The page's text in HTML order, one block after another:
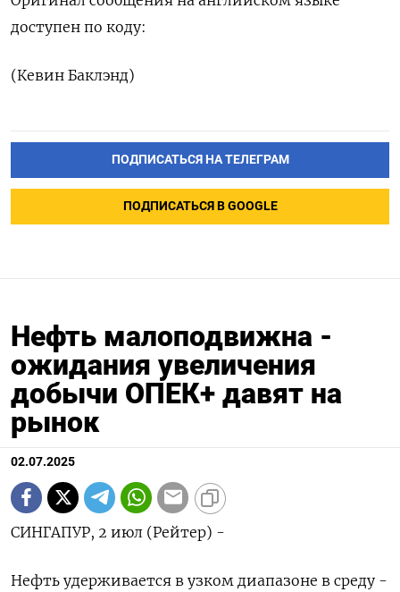
доступен по коду:
(Кевин Баклэнд)
ПОДПИСАТЬСЯ НА ТЕЛЕГРАМ
ПОДПИСАТЬСЯ В GOOGLE
Нефть малоподвижна -
ожидания увеличения
добычи ОПЕК+ давят на
рынок
02.07.2025
СИНГАПУР, 2 июл (Рейтер) -
Нефть удерживается в узком диапазоне в среду -